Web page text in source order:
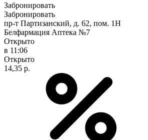
Забронировать
Забронировать
пр-т Партизанский, д. 62, пом. 1Н
Белфармация Аптека №7
Открыто
в 11:06
Открыто
14,35 р.